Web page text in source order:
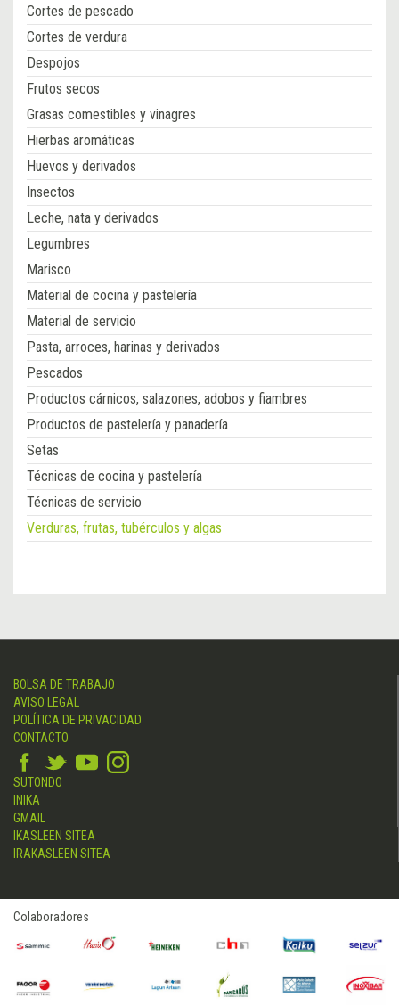
Cortes de pescado
Cortes de verdura
Despojos
Frutos secos
Grasas comestibles y vinagres
Hierbas aromáticas
Huevos y derivados
Insectos
Leche, nata y derivados
Legumbres
Marisco
Material de cocina y pastelería
Material de servicio
Pasta, arroces, harinas y derivados
Pescados
Productos cárnicos, salazones, adobos y fiambres
Productos de pastelería y panadería
Setas
Técnicas de cocina y pastelería
Técnicas de servicio
Verduras, frutas, tubérculos y algas
BOLSA DE TRABAJO
AVISO LEGAL
POLÍTICA DE PRIVACIDAD
CONTACTO
SUTONDO
INIKA
GMAIL
IKASLEEN SITEA
IRAKASLEEN SITEA
Colaboradores